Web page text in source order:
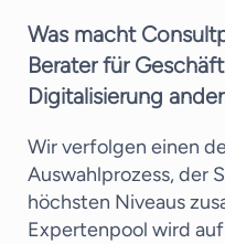
Was macht
Berater für
Digitalisierung
Wir verfolgen einen
Auswahlprozess, der
höchsten Niveaus
Expertenpool wird